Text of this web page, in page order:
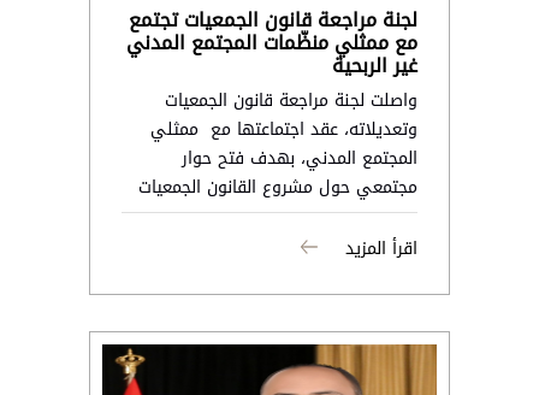
لجنة مراجعة قانون الجمعيات تجتمع
مع ممثلي منظّمات المجتمع المدني
غير الربحية
واصلت لجنة مراجعة قانون الجمعيات
وتعديلاته، عقد اجتماعتها مع ممثلي
المجتمع المدني، بهدف فتح حوار
مجتمعي حول مشروع القانون الجمعيات
اقرأ المزيد